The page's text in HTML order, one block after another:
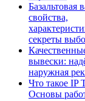
Базальтовая
свойства,
секреты
вывески:
наружная
Что такое IP
Основы